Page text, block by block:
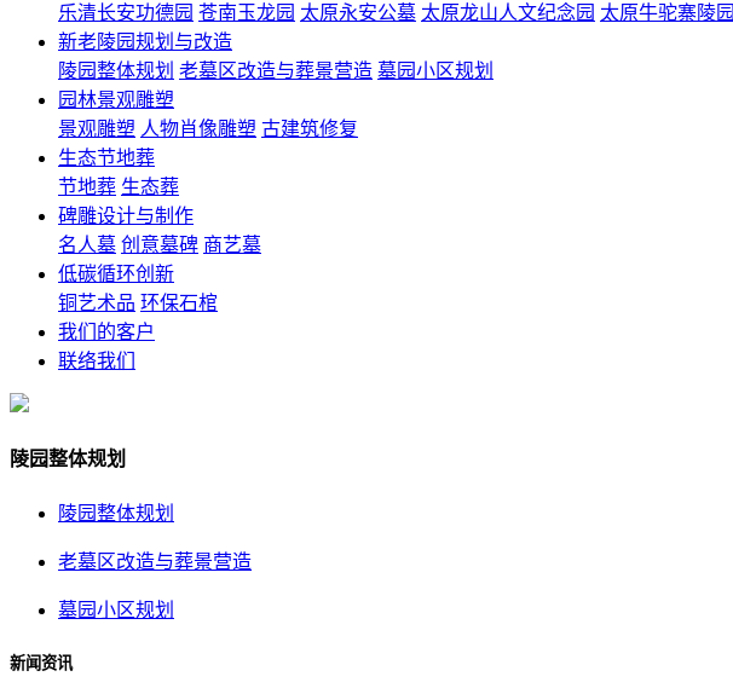
乐清长安功德园 苍南玉龙园 太原永安公墓 太原龙山人文纪念园 太原牛驼寨陵园
新老陵园规划与改造
陵园整体规划 老墓区改造与葬景营造 墓园小区规划
园林景观雕塑
景观雕塑 人物肖像雕塑 古建筑修复
生态节地葬
节地葬 生态葬
碑雕设计与制作
名人墓 创意墓碑 商艺墓
低碳循环创新
铜艺术品 环保石棺
我们的客户
联络我们
陵园整体规划
陵园整体规划
老墓区改造与葬景营造
墓园小区规划
新闻资讯